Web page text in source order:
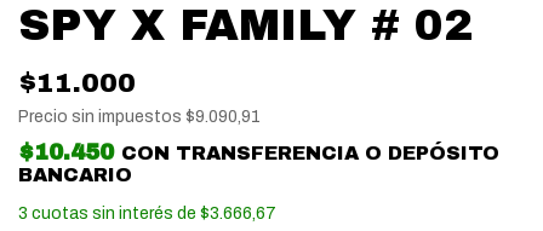
SPY X FAMILY # 02
$11.000
Precio sin impuestos $9.090,91
$10.450 CON TRANSFERENCIA O DEPÓSITO
BANCARIO
3 cuotas sin interés de $3.666,67